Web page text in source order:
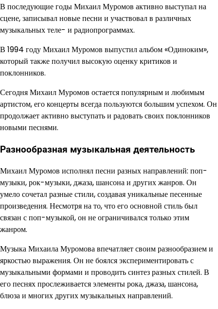
В последующие годы Михаил Муромов активно выступал на
сцене, записывал новые песни и участвовал в различных
музыкальных теле- и радиопрограммах.
В 1994 году Михаил Муромов выпустил альбом «Одиноким»,
который также получил высокую оценку критиков и
поклонников.
Сегодня Михаил Муромов остается популярным и любимым
артистом, его концерты всегда пользуются большим успехом. Он
продолжает активно выступать и радовать своих поклонников
новыми песнями.
Разнообразная музыкальная деятельность
Михаил Муромов исполнял песни разных направлений: поп-
музыки, рок-музыки, джаза, шансона и других жанров. Он
умело сочетал разные стили, создавая уникальные песенные
произведения. Несмотря на то, что его основной стиль был
связан с поп-музыкой, он не ограничивался только этим
жанром.
Музыка Михаила Муромова впечатляет своим разнообразием и
яркостью выражения. Он не боялся экспериментировать с
музыкальными формами и проводить синтез разных стилей. В
его песнях прослеживается элементы рока, джаза, шансона,
блюза и многих других музыкальных направлений.